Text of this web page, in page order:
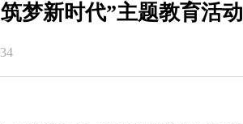
梦新时代”主题教育活动